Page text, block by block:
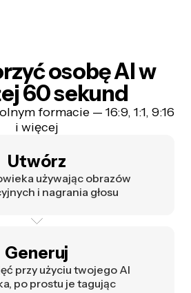
osobę AI w
60 sekund
formacie — 16:9, 1:1, 9:16
i więcej
Utwórz
używając obrazów
i nagrania głosu
Generuj
przy użyciu twojego AI
po prostu je tagując